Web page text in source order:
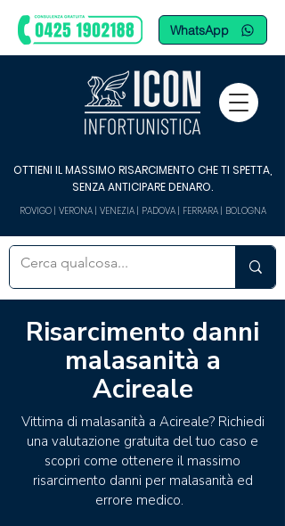
WhatsApp
OTTIENI IL MASSIMO RISARCIMENTO CHE TI SPETTA,
SENZA ANTICIPARE DENARO.
ROVIGO | VERONA | VENEZIA | PADOVA | FERRARA | BOLOGNA
Risarcimento danni
malasanità a
Acireale
Vittima di malasanità a Acireale? Richiedi
una valutazione gratuita del tuo caso e
scopri come ottenere il massimo
risarcimento danni per malasanità ed
errore medico.